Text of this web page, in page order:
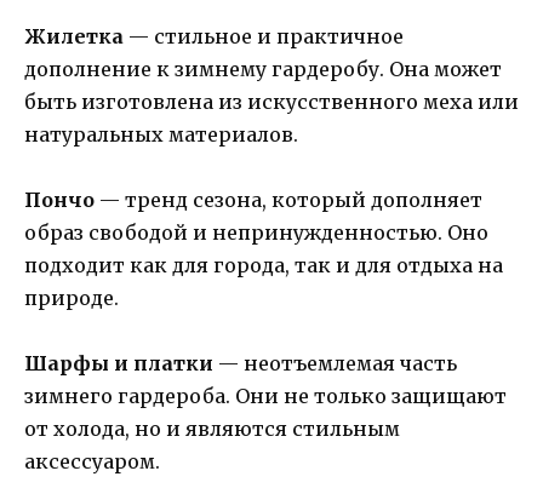
Жилетка — стильное и практичное
дополнение к зимнему гардеробу. Она может
быть изготовлена из искусственного меха или
натуральных материалов.
Пончо — тренд сезона, который дополняет
образ свободой и непринужденностью. Оно
подходит как для города, так и для отдыха на
природе.
Шарфы и платки — неотъемлемая часть
зимнего гардероба. Они не только защищают
от холода, но и являются стильным
аксессуаром.